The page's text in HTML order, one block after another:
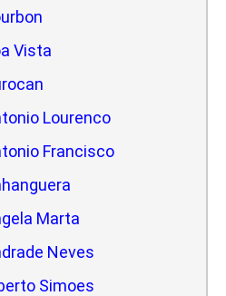
Vista
Lourenco
Francisco
Marta
Neves
Simoes